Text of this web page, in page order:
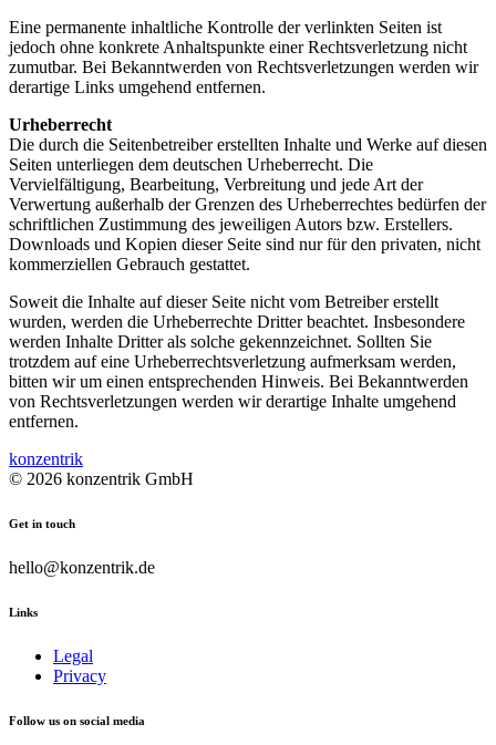
Eine permanente inhaltliche Kontrolle der verlinkten Seiten ist
jedoch ohne konkrete Anhaltspunkte einer Rechtsverletzung nicht
zumutbar. Bei Bekanntwerden von Rechtsverletzungen werden wir
derartige Links umgehend entfernen.
Urheberrecht
Die durch die Seitenbetreiber erstellten Inhalte und Werke auf diesen
Seiten unterliegen dem deutschen Urheberrecht. Die
Vervielfältigung, Bearbeitung, Verbreitung und jede Art der
Verwertung außerhalb der Grenzen des Urheberrechtes bedürfen der
schriftlichen Zustimmung des jeweiligen Autors bzw. Erstellers.
Downloads und Kopien dieser Seite sind nur für den privaten, nicht
kommerziellen Gebrauch gestattet.
Soweit die Inhalte auf dieser Seite nicht vom Betreiber erstellt
wurden, werden die Urheberrechte Dritter beachtet. Insbesondere
werden Inhalte Dritter als solche gekennzeichnet. Sollten Sie
trotzdem auf eine Urheberrechtsverletzung aufmerksam werden,
bitten wir um einen entsprechenden Hinweis. Bei Bekanntwerden
von Rechtsverletzungen werden wir derartige Inhalte umgehend
entfernen.
konzentrik
© 2026 konzentrik GmbH
Get in touch
hello@konzentrik.de
Links
Legal
Privacy
Follow us on social media